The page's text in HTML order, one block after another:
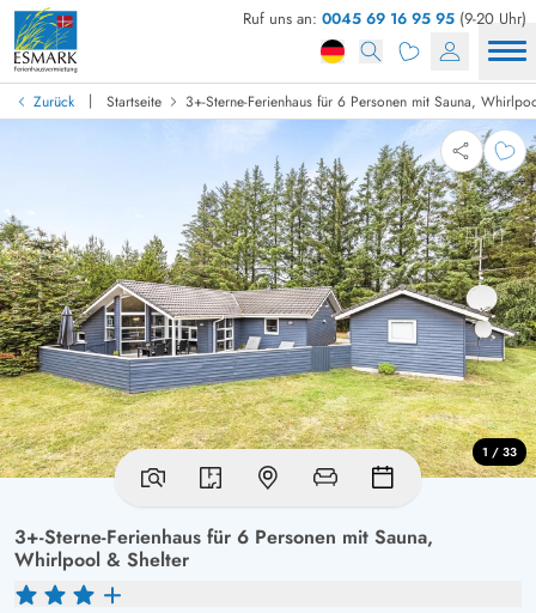
Ruf uns an: 0045 69 16 95 95 (9-20 Uhr)
Zurück | Startseite 3+-Sterne-Ferienhaus für 6 Personen mit Sauna,
3+-Sterne-Ferienhaus für 6 Personen mit Sauna,
Whirlpool & Shelter
1 / 33